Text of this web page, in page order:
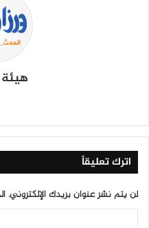
هيئة
الوي
ب
اترك تعليقاً
لن يتم نشر عنوان بريدك الإلكتروني.